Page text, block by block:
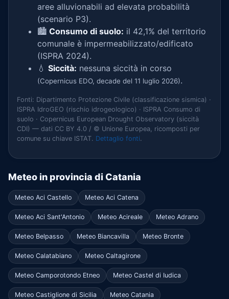
aree alluvionabili ad elevata probabilità
(scenario P3).
🏙️ Consumo di suolo: il 42,1% del territorio
comunale è impermeabilizzato/edificato
(ISPRA 2024).
💧 Siccità: nessuna siccità in corso
(Copernicus EDO, decade del 11 luglio 2026).
Fonti: Dipartimento Protezione Civile (classificazione sismica) ·
ISPRA IdroGEO (rischio idrogeologico) · ISPRA Consumo di
suolo · Copernicus European Drought Observatory (siccità
CDI) — dati CC BY 4.0 / © Unione Europea, ricomposti per
comune su chiave ISTAT. Dettaglio fonti.
Meteo in provincia di Catania
Meteo Aci Castello Meteo Aci Catena
Meteo Aci Sant'Antonio Meteo Acireale Meteo Adrano
Meteo Belpasso Meteo Biancavilla Meteo Bronte
Meteo Calatabiano Meteo Caltagirone
Meteo Camporotondo Etneo Meteo Castel di Iudica
Meteo Castiglione di Sicilia Meteo Catania